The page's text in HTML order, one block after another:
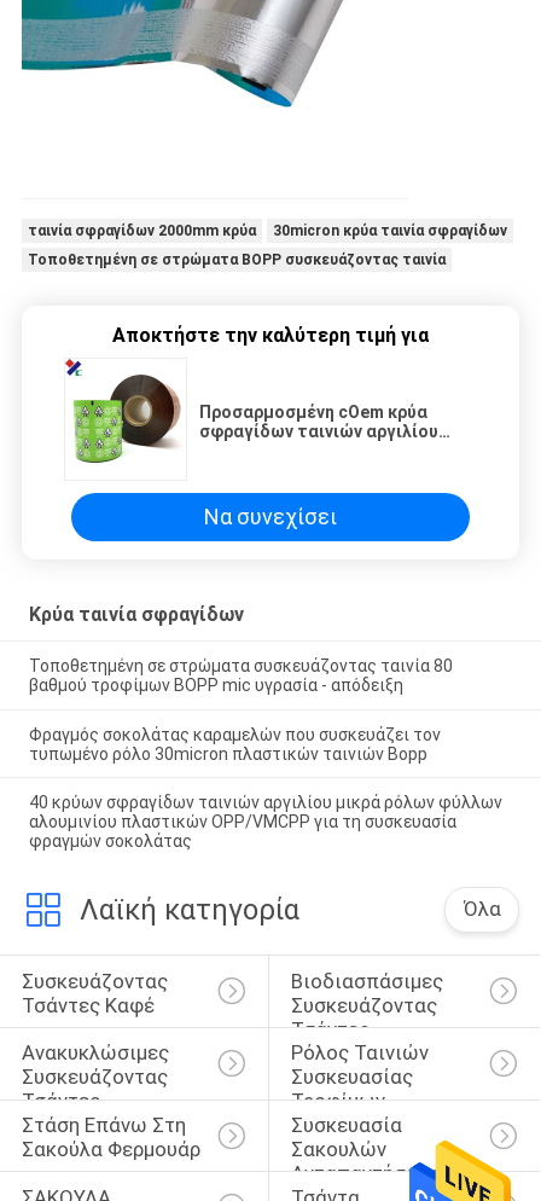
ταινία σφραγίδων 2000mm κρύα
30micron κρύα ταινία σφραγίδων
Τοποθετημένη σε στρώματα BOPP συσκευάζοντας ταινία
Αποκτήστε την καλύτερη τιμή για
Προσαρμοσμένη cOem κρύα
σφραγίδων ταινιών αργιλίου
αλουμινίου υψηλή
Να συνεχίσει
Κρύα ταινία σφραγίδων
Τοποθετημένη σε στρώματα συσκευάζοντας ταινία 80
βαθμού τροφίμων BOPP mic υγρασία - απόδειξη
Φραγμός σοκολάτας καραμελών που συσκευάζει τον
τυπωμένο ρόλο 30micron πλαστικών ταινιών Bopp
40 κρύων σφραγίδων ταινιών αργιλίου μικρά ρόλων φύλλων
αλουμινίου πλαστικών OPP/VMCPP για τη συσκευασία
φραγμών σοκολάτας
Λαϊκή κατηγορία Όλα
Συσκευάζοντας
Τσάντες Καφέ
Βιοδιασπάσιμες
Συσκευάζοντας
Τσάντες
Ανακυκλώσιμες
Συσκευάζοντας
Τσάντες
Ρόλος Ταινιών
Συσκευασίας
Τροφίμων
Στάση Επάνω Στη
Σακούλα Φερμουάρ
Συσκευασία
Σακουλών
Ανταπαντήσεων